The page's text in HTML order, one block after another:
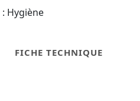
Hygiène
FICHE TECHNIQUE